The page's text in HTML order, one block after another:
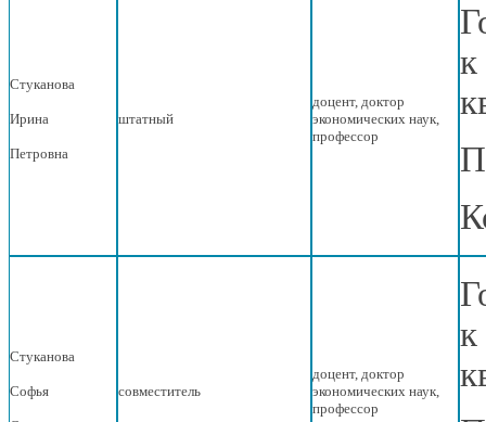
Стуканова
Ирина
Петровна
штатный
доцент, доктор
экономических наук,
профессор
к
Стуканова
Софья совместитель
доцент, доктор
экономических наук,
профессор
к